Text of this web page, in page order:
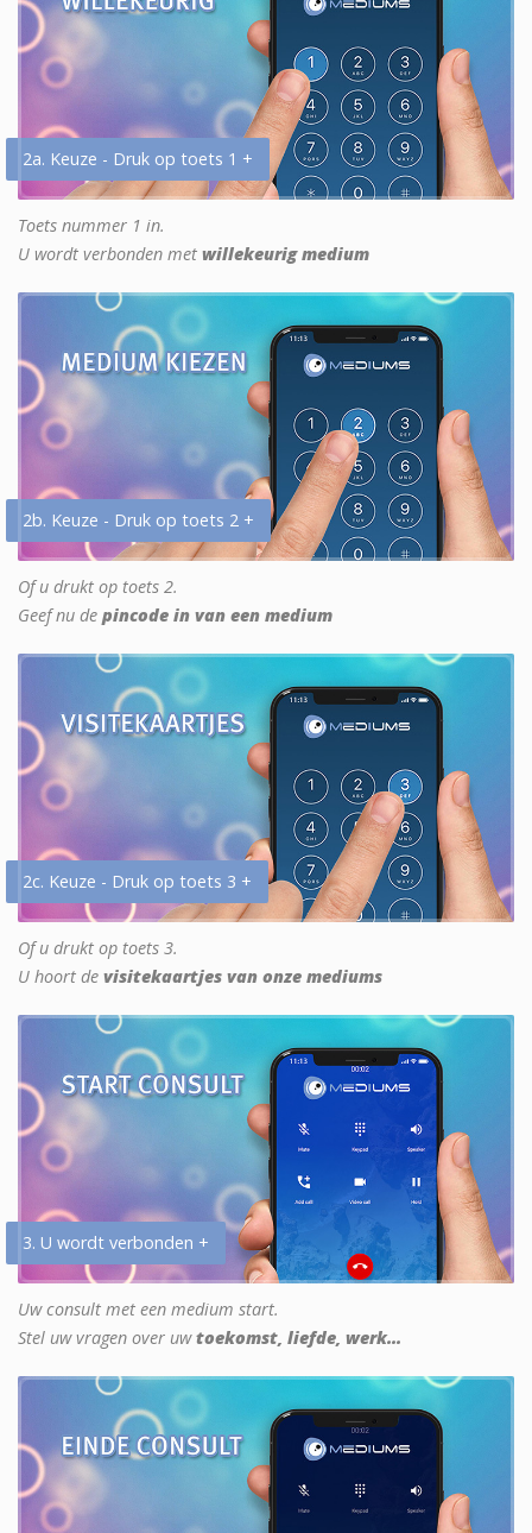
2a. Keuze - Druk op toets 1 +
Toets nummer 1 in.
U wordt verbonden met willekeurig medium
2b. Keuze - Druk op toets 2 +
Of u drukt op toets 2.
Geef nu de pincode in van een medium
2c. Keuze - Druk op toets 3 +
Of u drukt op toets 3.
U hoort de visitekaartjes van onze mediums
3. U wordt verbonden +
Uw consult met een medium start.
Stel uw vragen over uwtoekomst, liefde, werk...